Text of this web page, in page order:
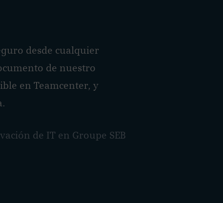
desde cualquier
de nuestro
en Teamcenter, y
de IT en Groupe SEB